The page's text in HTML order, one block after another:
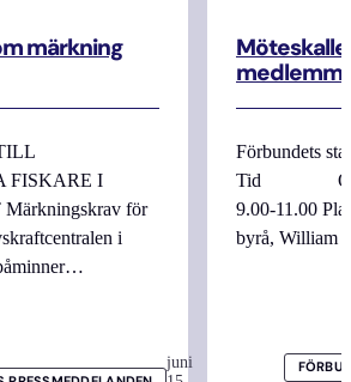
märkning
FISKARE I
för
i
juni
Förbundets
Tid
9.00-11.00
byrå, William